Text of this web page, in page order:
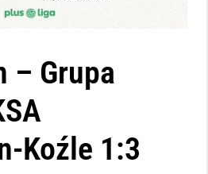
– Grupa
Koźle 1:3